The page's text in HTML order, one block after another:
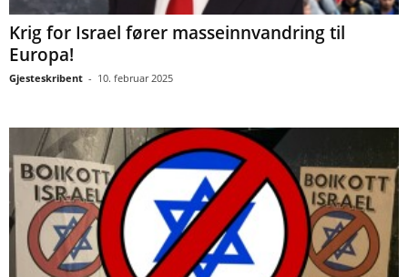
Krig for Israel fører masseinnvandring til
Europa!
Gjesteskribent - 10. februar 2025